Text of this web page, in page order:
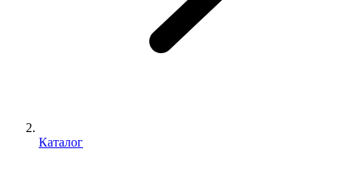
Каталог